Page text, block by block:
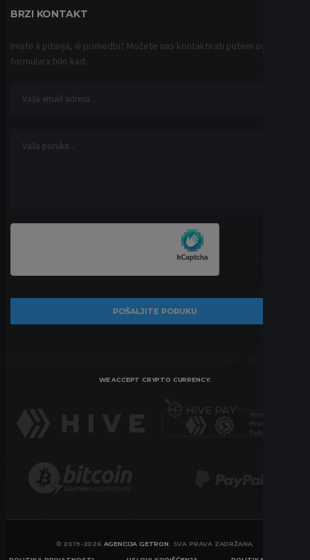
BRZI KONTAKT
Imate li pitanja, ili primedbi? Možete nas kontaktirati putem ovog
formulara bilo kad.
WE ACCEPT CRYPTO CURRENCY:
© 2019-2026 AGENCIJA GETRON . SVA PRAVA ZADRŽANA.